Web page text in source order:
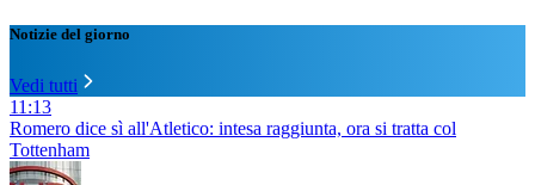
Notizie del giorno
Vedi tutti
11:13
Romero dice sì all'Atletico: intesa raggiunta, ora si tratta col
Tottenham